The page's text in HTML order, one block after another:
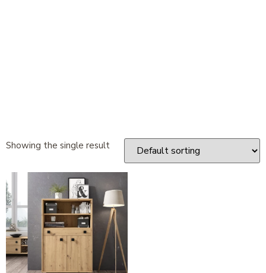
Showing the single result